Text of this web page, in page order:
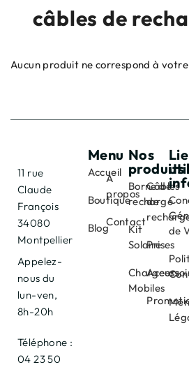
câbles de
Aucun produit ne correspond à
11 rue
Claude
François
34080
Montpellier
Appelez-
nous du
lun-ven,
8h-20h
Téléphone :
04 23 50
Menu
Accueil
Boutique
Blog
À
propos
Contact
Nos
produits
Borne de
recharge
Kit
Solaire
Chargeurs
Mobiles
Câbles
de
Prises
de